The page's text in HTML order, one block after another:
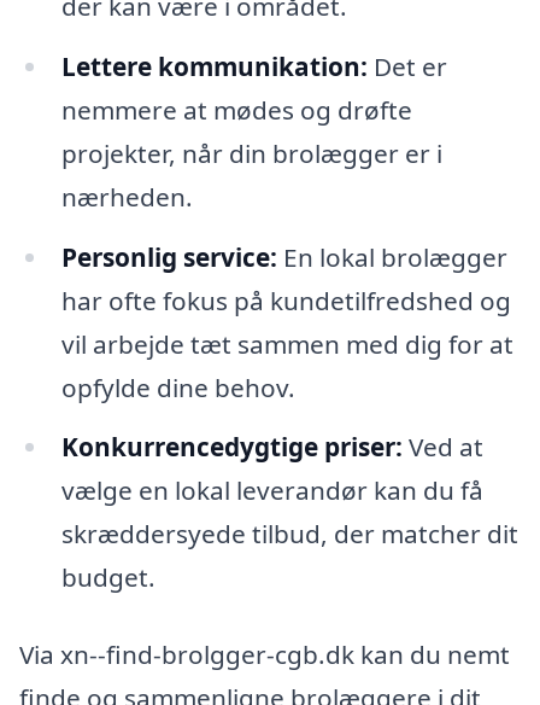
Lettere kommunikation: Det er
nemmere at mødes og drøfte
projekter, når din brolægger er i
nærheden.
Personlig service: En lokal brolægger
har ofte fokus på kundetilfredshed og
vil arbejde tæt sammen med dig for at
opfylde dine behov.
Konkurrencedygtige priser: Ved at
vælge en lokal leverandør kan du få
skræddersyede tilbud, der matcher dit
budget.
Via xn--find-brolgger-cgb.dk kan du nemt
finde og sammenligne brolæggere i dit